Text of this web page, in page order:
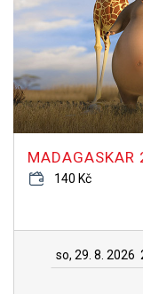
MADAGASKAR
140 Kč
so, 29. 8. 2026